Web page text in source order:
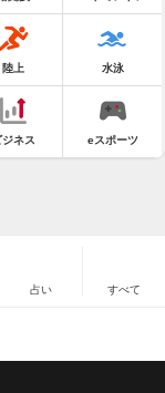
陸上 水泳
ジネス eスポーツ
占い すべて